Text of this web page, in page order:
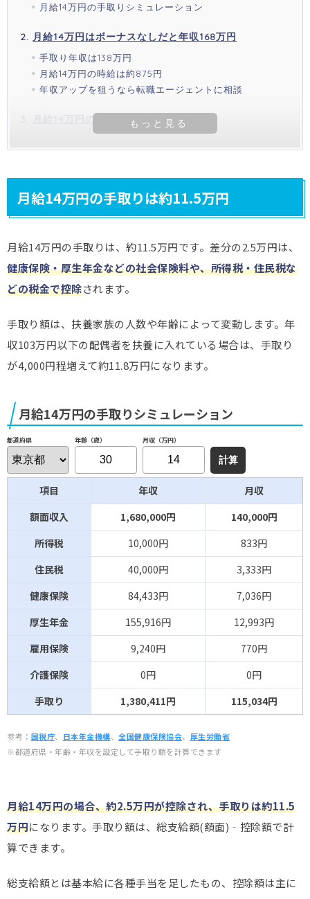
月給14万円の手取りシミュレーション
月給14万円はボーナスなしだと年収168万円
手取り年収は138万円
月給14万円の時給は約875円
年収アップを狙うなら転職エージェントに相談
月給14万円の家賃目安は3.8万円
月給14万円の手取りは約11.5万円
月給14万円の手取りは、約11.5万円です。差分の2.5万円は、
健康保険・厚生年金などの社会保険料や、所得税・住民税な
どの税金で控除されます。
手取り額は、扶養家族の人数や年齢によって変動します。年
収103万円以下の配偶者を扶養に入れている場合は、手取り
が4,000円程増えて約11.8万円になります。
月給14万円の手取りシミュレーション
都道府県 年齢（歳） 月収（万円）
項目 年収
月収
額面収入
1,680,000円
140,000円
所得税
10,000円
833円
住民税
40,000円
3,333円
健康保険
84,433円
7,036円
厚生年金
155,916円
12,993円
雇用保険
9,240円
770円
介護保険
0円
0円
手取り
1,380,411円 115,034円
参考： 国税庁、 日本年金機構、 全国健康保険協会、 厚生労働省
※都道府県・年齢・年収を設定して手取り額を計算できます
月給14万円の場合、約2.5万円が控除され、手取りは約11.5
万円になります。手取り額は、総支給額(額面)‐控除額で計
算できます。
総支給額とは基本給に各種手当を足したもの、控除額は主に